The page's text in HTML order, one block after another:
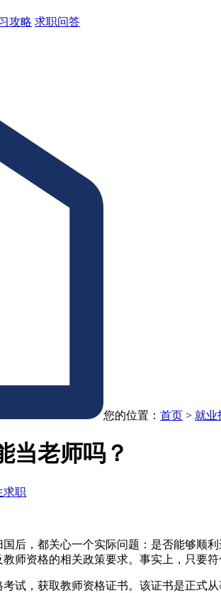
攻略 求职问答
您的位置： 首页 > 就业
当老师吗？
求职
后，都关心一个实际问题：是否能够顺
师资格的相关政策要求。事实上，只要
试，获取教师资格证书。该证书是正